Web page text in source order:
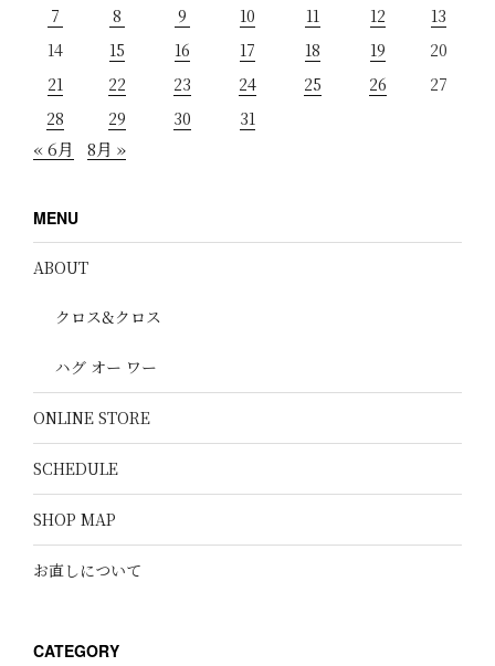
7
8 9 10 11 12
13
14
15 16 17 18 19
20
21
22 23 24 25 26
27
28
29 30 31
« 6月 8月 »
MENU
ABOUT
クロス&クロス
ハグ オー ワー
ONLINE STORE
SCHEDULE
SHOP MAP
お直しについて
CATEGORY